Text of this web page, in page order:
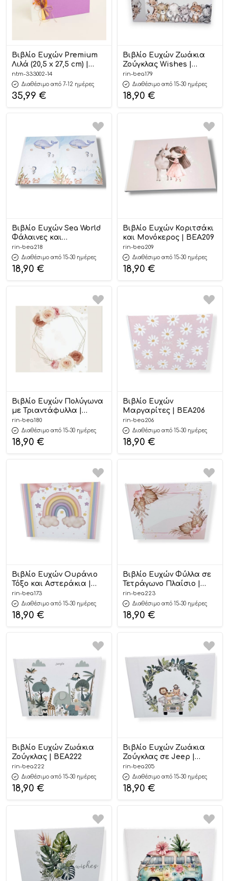
Βιβλίο Ευχών Premium
Λιλά (20,5 x 27,5 cm) |
333002-14 Ntampoudis
ntm-333002-14
Διαθέσιμο από 7-12 ημέρες
35,99 €
Βιβλίο Ευχών Ζωάκια
Ζούγκλας Wishes |
ΒΕΑ179
rin-bea179
Διαθέσιμο από 15-30 ημέρες
18,90 €
Βιβλίο Ευχών Sea World
Φάλαινες και
Ιππόκαμποι | ΒΕΑ218
rin-bea218
Διαθέσιμο από 15-30 ημέρες
18,90 €
Βιβλίο Ευχών Κοριτσάκι
και Μονόκερος | ΒΕΑ209
rin-bea209
Διαθέσιμο από 15-30 ημέρες
18,90 €
Βιβλίο Ευχών Πολύγωνα
με Τριαντάφυλλα |
ΒΕΑ180
rin-bea180
Διαθέσιμο από 15-30 ημέρες
18,90 €
Βιβλίο Ευχών
Μαργαρίτες | ΒΕΑ206
rin-bea206
Διαθέσιμο από 15-30 ημέρες
18,90 €
Βιβλίο Ευχών Ουράνιο
Τόξο και Αστεράκια |
ΒΕΑ173
rin-bea173
Διαθέσιμο από 15-30 ημέρες
18,90 €
Βιβλίο Ευχών Φύλλα σε
Τετράγωνο Πλαίσιο |
ΒΕΑ223
rin-bea223
Διαθέσιμο από 15-30 ημέρες
18,90 €
Βιβλίο Ευχών Ζωάκια
Ζούγκλας | ΒΕΑ222
rin-bea222
Διαθέσιμο από 15-30 ημέρες
18,90 €
Βιβλίο Ευχών Ζωάκια
Ζούγκλας σε Jeep |
ΒΕΑ205
rin-bea205
Διαθέσιμο από 15-30 ημέρες
18,90 €